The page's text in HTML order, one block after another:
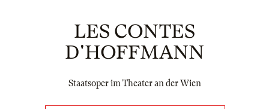
LES CONTES
D'HOFFMANN
Staatsoper im Theater an der Wien